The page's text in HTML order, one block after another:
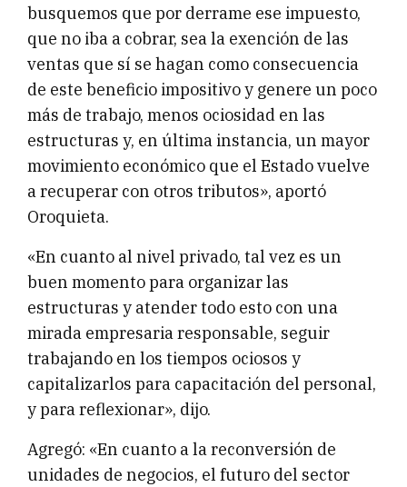
busquemos que por derrame ese impuesto,
que no iba a cobrar, sea la exención de las
ventas que sí se hagan como consecuencia
de este beneficio impositivo y genere un poco
más de trabajo, menos ociosidad en las
estructuras y, en última instancia, un mayor
movimiento económico que el Estado vuelve
a recuperar con otros tributos», aportó
Oroquieta.
«En cuanto al nivel privado, tal vez es un
buen momento para organizar las
estructuras y atender todo esto con una
mirada empresaria responsable, seguir
trabajando en los tiempos ociosos y
capitalizarlos para capacitación del personal,
y para reflexionar», dijo.
Agregó: «En cuanto a la reconversión de
unidades de negocios, el futuro del sector